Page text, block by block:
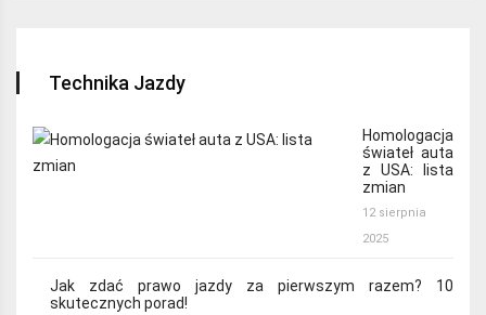
Technika Jazdy
Homologacja
świateł auta
z USA: lista
zmian
12 sierpnia
2025
Jak zdać prawo jazdy za pierwszym razem? 10
skutecznych porad!